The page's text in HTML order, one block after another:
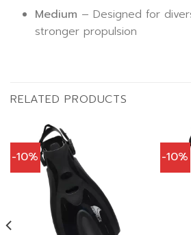
Medium – Designed for
stronger propulsion
RELATED PRODUCTS
-10% -10%